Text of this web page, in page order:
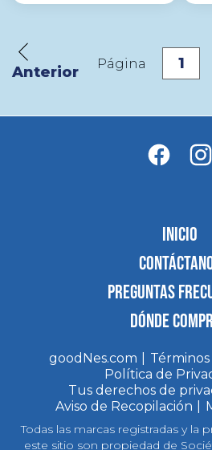
Anterior
Página
INICIO
PREGUNTAS
DÓNDE
goodNes.com
Política de
Tus derechos de
Aviso de Recopilación
Todas las marcas registradas y la
este sitio son propiedad de